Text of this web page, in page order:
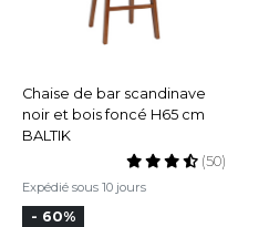
Chaise de bar scandinave
noir et bois foncé H65 cm
BALTIK
Expédié sous 10 jours
(50)
- 60%